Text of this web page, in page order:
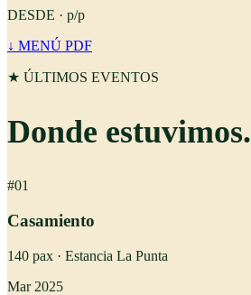
DESDE · p/p
↓ MENÚ PDF
★ ÚLTIMOS EVENTOS
Donde estuvimos.
#01
Casamiento
140 pax · Estancia La Punta
Mar 2025